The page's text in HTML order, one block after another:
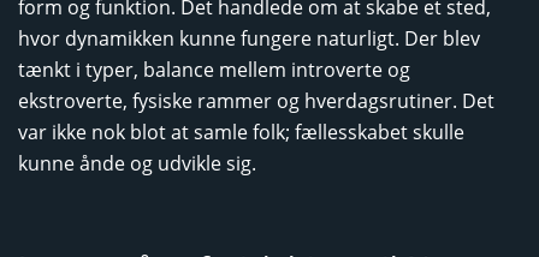
form og funktion. Det handlede om at skabe et sted,
hvor dynamikken kunne fungere naturligt. Der blev
tænkt i typer, balance mellem introverte og
ekstroverte, fysiske rammer og hverdagsrutiner. Det
var ikke nok blot at samle folk; fællesskabet skulle
kunne ånde og udvikle sig.